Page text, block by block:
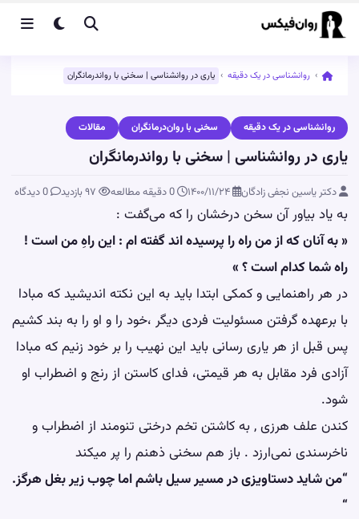
› روانشناسی در یک دقیقه › یاری در روانشناسی | سخنی با رواندرمانگران
روانشناسی در یک دقیقه سخنی با روان‌درمانگران مقالات
یاری در روانشناسی | سخنی با رواندرمانگران
دکتر یاسین نجفی زادگان ۹۷بازدید
به یاد بیاور آن سخن درخشان را که می‌گفت :
« به آنان که از من راه را پرسیده اند گفته ام : این راهِ من است !
راه شما کدام است ؟ »
در هر راهنمایی و کمکی ابتدا باید به این نکته اندیشید که مبادا
با برعهده گرفتن مسئولیت فردی دیگر ،خود را و او را به بند کشیم
پس قبل از هر یاری رسانی باید این نهیب را بر خود زنیم که مبادا
آزادی فرد مقابل به هر قیمتی، فدای کاستن از رنج و اضطراب او
شود.
کندن علف هرزی , به کاشتن تخم درختی تنومند از اضطراب و
ناخرسندی نمی‌ارزد . باز هم سخنی ذهنم را پر میکند
“من شاید دستاویزی در مسیر سیل باشم اما چوب زیر بغل هرگز.
“